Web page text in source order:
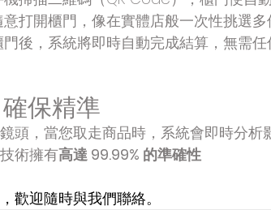
打開櫃門，像在實體店般一次性挑選多
後，系統將即時自動完成結算，無需任
保精準
頭，當您取走商品時，系統會即時分析
術擁有高達 99.99% 的準確性
歡迎隨時與我們聯絡。